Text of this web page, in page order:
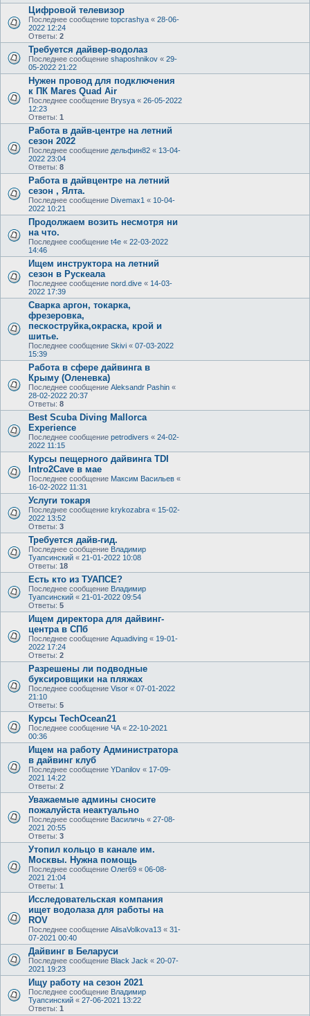
Цифровой телевизор
Последнее сообщение topcrashya « 28-06-
2022 12:24
Ответы: 2
Требуется дайвер-водолаз
Последнее сообщение shaposhnikov « 29-
05-2022 21:22
Нужен провод для подключения
к ПК Mares Quad Air
Последнее сообщение Brysya « 26-05-2022
12:23
Ответы: 1
Работа в дайв-центре на летний
сезон 2022
Последнее сообщение дельфин82 « 13-04-
2022 23:04
Ответы: 8
Работа в дайвцентре на летний
сезон , Ялта.
Последнее сообщение Divemax1 « 10-04-
2022 10:21
Продолжаем возить несмотря ни
на что.
Последнее сообщение t4e « 22-03-2022
14:46
Ищем инструктора на летний
сезон в Рускеала
Последнее сообщение nord.dive « 14-03-
2022 17:39
Сварка аргон, токарка,
фрезеровка,
пескоструйка,окраска, крой и
шитье.
Последнее сообщение Skivi « 07-03-2022
15:39
Работа в сфере дайвинга в
Крыму (Оленевка)
Последнее сообщение Aleksandr Pashin «
28-02-2022 20:37
Ответы: 8
Best Scuba Diving Mallorca
Experience
Последнее сообщение petrodivers « 24-02-
2022 11:15
Курсы пещерного дайвинга TDI
Intro2Cave в мае
Последнее сообщение Максим Васильев «
16-02-2022 11:31
Услуги токаря
Последнее сообщение krykozabra « 15-02-
2022 13:52
Ответы: 3
Требуется дайв-гид.
Последнее сообщение Владимир
Туапсинский « 21-01-2022 10:08
Ответы: 18
Есть кто из ТУАПСЕ?
Последнее сообщение Владимир
Туапсинский « 21-01-2022 09:54
Ответы: 5
Ищем директора для дайвинг-
центра в СПб
Последнее сообщение Aquadiving « 19-01-
2022 17:24
Ответы: 2
Разрешены ли подводные
буксировщики на пляжах
Последнее сообщение Visor « 07-01-2022
21:10
Ответы: 5
Курсы TechOcean21
Последнее сообщение ЧА« 22-10-2021
00:36
Ищем на работу Администратора
в дайвинг клуб
Последнее сообщение YDanilov « 17-09-
2021 14:22
Ответы: 2
Уважаемые админы сносите
пожалуйста неактуально
Последнее сообщение Василичь « 27-08-
2021 20:55
Ответы: 3
Утопил кольцо в канале им.
Москвы. Нужна помощь
Последнее сообщение Олег69 « 06-08-
2021 21:04
Ответы: 1
Исследовательская компания
ищет водолаза для работы на
ROV
Последнее сообщение AlisaVolkova13 « 31-
07-2021 00:40
Дайвинг в Беларуси
Последнее сообщение Black Jack « 20-07-
2021 19:23
Ищу работу на сезон 2021
Последнее сообщение Владимир
Туапсинский « 27-06-2021 13:22
Ответы: 1